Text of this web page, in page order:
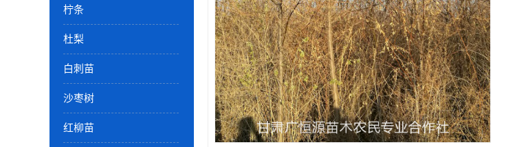
柠条
杜梨
白刺苗
沙枣树
红柳苗